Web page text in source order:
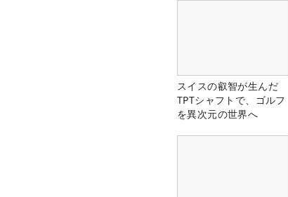
スイスの叡智が生んだ
TPTシャフトで、ゴルフ
を異次元の世界へ